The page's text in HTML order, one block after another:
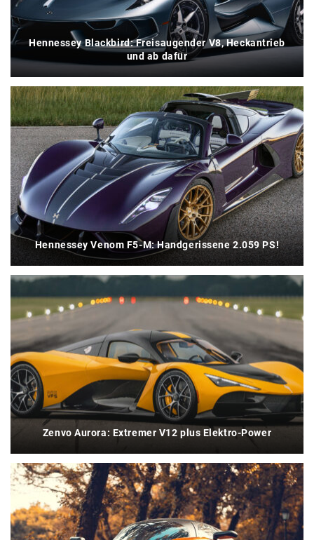
Hennessey Blackbird: Freisaugender V8, Heckantrieb
und ab dafür
Hennessey Venom F5-M: Handgerissene 2.059 PS!
Zenvo Aurora: Extremer V12 plus Elektro-Power